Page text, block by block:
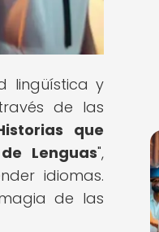
lingüística y
de las
que
Lenguas",
idiomas.
de las